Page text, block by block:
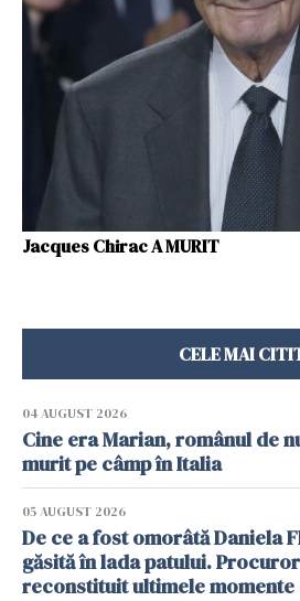
Jacques Chirac A MURIT
CELE MAI
04 AUGUST 2026
Cine era Marian, românul de
murit pe câmp în Italia
05 AUGUST 2026
De ce a fost omorâtă Daniela
găsită în lada patului.
reconstituit ultimele